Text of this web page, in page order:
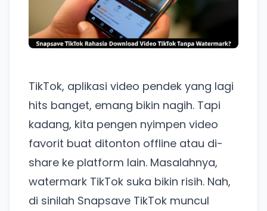
TikTok, aplikasi video pendek yang lagi
hits banget, emang bikin nagih. Tapi
kadang, kita pengen nyimpen video
favorit buat ditonton offline atau di-
share ke platform lain. Masalahnya,
watermark TikTok suka bikin risih. Nah,
di sinilah Snapsave TikTok muncul